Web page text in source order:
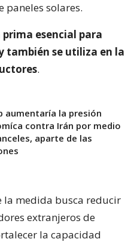
paneles solares.
esencial para
también se utiliza en la
.
aumentaría la presión
contra Irán por medio
aparte de las
la medida busca reducir
extranjeros de
la capacidad